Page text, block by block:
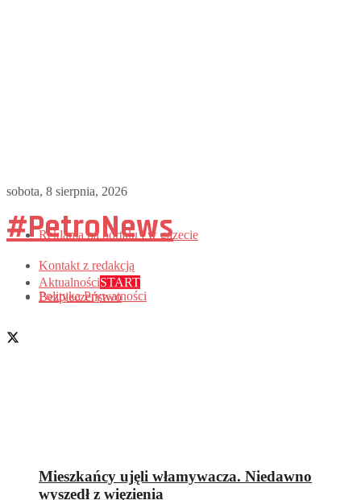
sobota, 8 sierpnia, 2026
Reklama na portalu i w gazecie
Kontakt z redakcją
Polityka Prywatności
#PetroNews
AktualnościSTART
Bezpieczeństwo
Mieszkańcy ujęli włamywacza. Niedawno
wyszedł z więzienia